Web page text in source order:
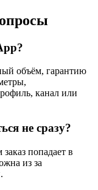
объём, гарантию
канал или
не сразу?
попадает в
из за